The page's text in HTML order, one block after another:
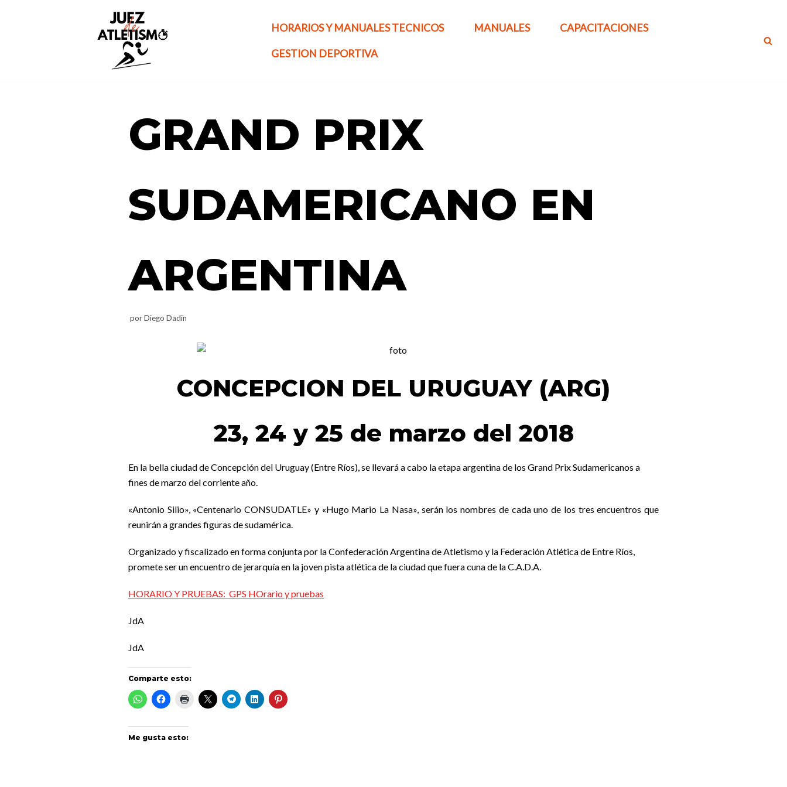
HORARIOS Y MANUALES TECNICOS MANUALES CAPACITACIONES
GESTION DEPORTIVA
GRAND PRIX
SUDAMERICANO EN
ARGENTINA
porDiego Dadin
CONCEPCION DEL URUGUAY (ARG)
23, 24 y 25 de marzo del 2018
En la bella ciudad de Concepción del Uruguay (Entre Ríos), se llevará a cabo la etapa argentina de los Grand Prix Sudamericanos a
fines de marzo del corriente año.
«Antonio Silio», «Centenario CONSUDATLE» y «Hugo Mario La Nasa», serán los nombres de cada uno de los tres encuentros que
reunirán a grandes figuras de sudamérica.
Organizado y fiscalizado en forma conjunta por la Confederación Argentina de Atletismo y la Federación Atlética de Entre Ríos,
promete ser un encuentro de jerarquía en la joven pista atlética de la ciudad que fuera cuna de la C.A.D.A.
HORARIO Y PRUEBAS: GPS HOrario y pruebas
JdA
JdA
Comparte esto:
Me gusta esto: